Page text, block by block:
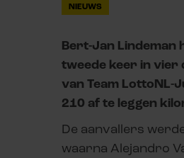
NIEUWS
Bert-Jan Lindeman
tweede keer in vier
van Team LottoNL-
210 af te leggen
De aanvallers
waarna Alejandro